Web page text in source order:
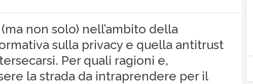
non solo) nell’ambito della
sulla privacy e quella antitrust
Per quali ragioni e,
la strada da intraprendere per il